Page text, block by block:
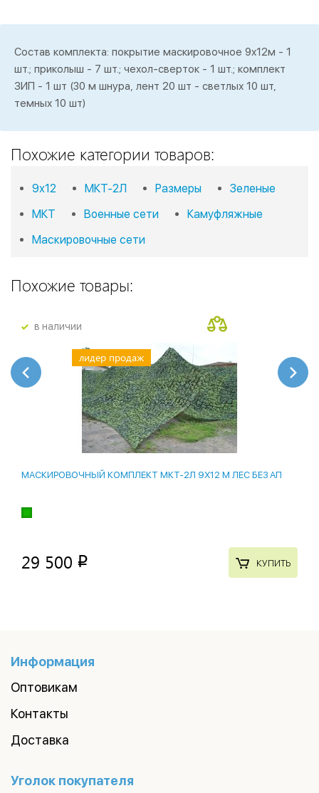
Состав комплекта: покрытие маскировочное 9х12м - 1
шт.; приколыш - 7 шт.; чехол-сверток - 1 шт.; комплект
ЗИП - 1 шт (30 м шнура, лент 20 шт - светлых 10 шт,
темных 10 шт)
Похожие категории товаров:
9х12 МКТ-2Л Размеры
Зеленые
МКТ
Военные сети
Камуфляжные
Маскировочные сети
Похожие товары:
в наличии
лидер продаж
МАСКИРОВОЧНЫЙ КОМПЛЕКТ МКТ-2Л 9Х12 М ЛЕС БЕЗ АП
29 500 p КУПИТЬ
Информация
Оптовикам
Контакты
Доставка
Уголок покупателя